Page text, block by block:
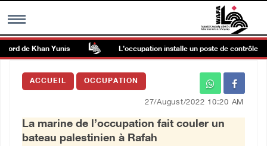
MENU
Galerie d’images
Centre palestinien
de Khan Yunis L’occupation installe un poste de contrôle
ACCUEIL OCCUPATION
27/August/2022 10:20 AM
La marine de l’occupation fait couler un
bateau palestinien à Rafah